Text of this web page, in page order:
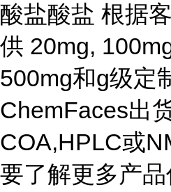
酸盐酸盐 根据
供 20mg,
500mg和g级定
ChemFaces出
COA,HPLC或
要了解更多产